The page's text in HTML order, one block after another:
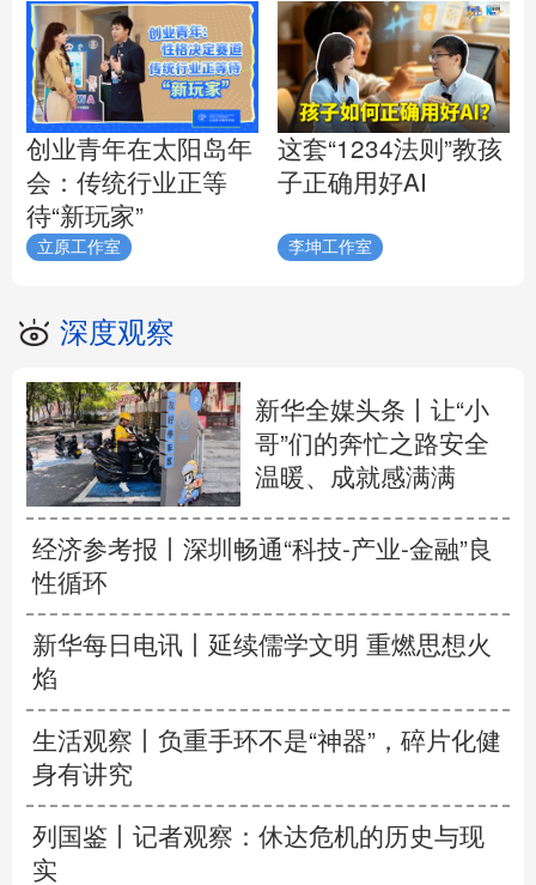
创业青年在太阳岛年
会：传统行业正等
待“新玩家”
立原工作室
这套“1234法则”教孩
子正确用好AI
李坤工作室
深度观察
新华全媒头条丨让“小
哥”们的奔忙之路安全
温暖、成就感满满
经济参考报丨 深圳畅通“科技-产业-金融”良
性循环
新华每日电讯丨 延续儒学文明 重燃思想火
焰
生活观察丨负重手环不是“神器”，碎片化健
身有讲究
列国鉴丨记者观察：休达危机的历史与现
实